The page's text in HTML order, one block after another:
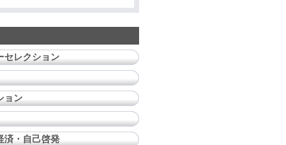
セレクション
ョン
済・自己啓発